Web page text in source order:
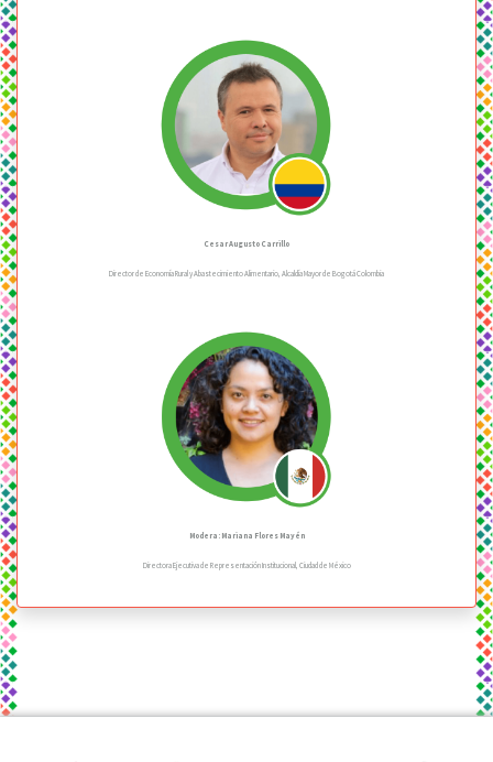
Cesar Augusto Carrillo
Director de Economía Rural y Abastecimiento Alimentario, Alcaldía Mayor de Bogotá Colombia
Modera: Mariana Flores Mayén
Directora Ejecutiva de Representación Institucional, Ciudad de México